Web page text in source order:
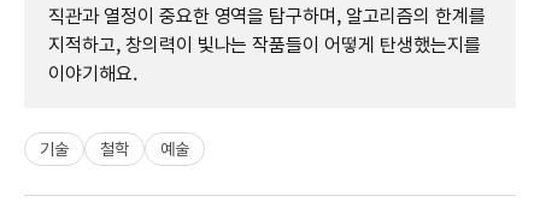
직관과 열정이 중요한 영역을 탐구하며, 알고리즘의 한계를
지적하고, 창의력이 빛나는 작품들이 어떻게 탄생했는지를
이야기해요.
기술 철학 예술